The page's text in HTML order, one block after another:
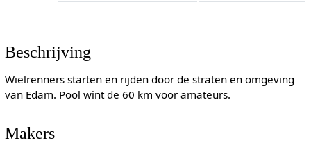
Beschrijving
Wielrenners starten en rijden door de straten en omgeving
van Edam. Pool wint de 60 km voor amateurs.
Makers